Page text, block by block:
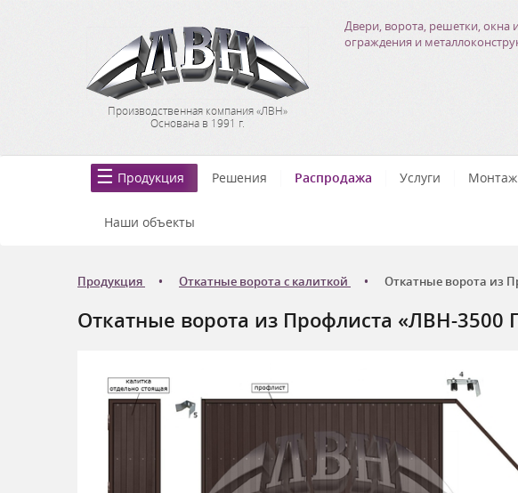
Производственная компания «ЛВН»
Основана в 1991 г.
Двери, ворота, решетки, окна
ограждения и
Продукция Решения Распродажа Услуги Монтаж
Наши объекты
Продукция Откатные ворота с калиткой Откатные ворота из
Откатные ворота из Профлиста «ЛВН-3500